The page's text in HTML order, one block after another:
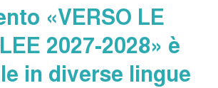
«VERSO LE
2027-2028» è
in diverse lingue